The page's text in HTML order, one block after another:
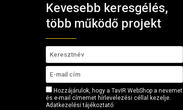
Kevesebb keresgélés,
több működő projekt
Hozzájárulok, hogy a TavIR WebShop a nevemet
és e-mail címemet hírlevelezési céllal kezelje.
Adatkezelési tájékoztató